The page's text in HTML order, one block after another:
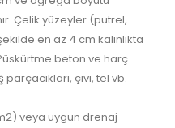
Çelik yüzeyler (putrel,
en az 4 cm kalınlıkta
beton ve harç
çivi, tel vb.
veya uygun drenaj